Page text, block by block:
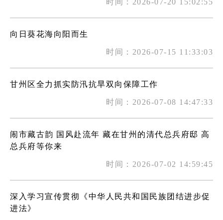
时间：2026-07-20 15:02:55
向日葵花海向阳而生
时间：2026-07-15 11:33:03
甘州区全力抓实防汛抗旱双向保障工作
时间：2026-07-08 14:47:33
闹市藏古韵 国风赴流年 藏在甘州的清代总兵府邸 高
总兵府等你来
时间：2026-07-02 14:59:45
深入学习宣传贯彻《中华人民共和国民族团结进步促
进法》